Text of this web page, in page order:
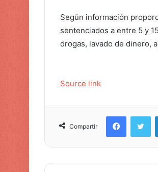
Según información
sentenciados a entre 5 y
drogas, lavado de dinero,
Source link
Compartir